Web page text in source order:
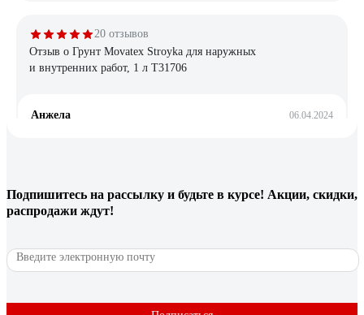
20 отзывов
Отзыв о Грунт Movatex Stroyka для наружных
и внутренних работ, 1 л Т31706
Анжела 06.04.2024
покрывала поверхность окрашенную давно масляной
краской и красила акриловой краской.
31 отзыв
Подпишитесь на рассылку и будьте в курсе! Акции, скидки,
распродажи ждут!